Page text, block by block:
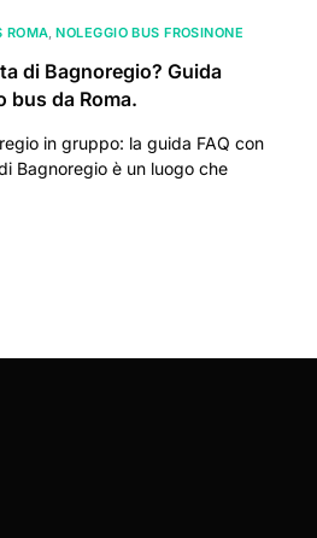
ROMA,NOLEGGIO BUS FROSINONE
di Bagnoregio? Guida
bus da Roma.
in gruppo: la guida FAQ con
Bagnoregio è un luogo che